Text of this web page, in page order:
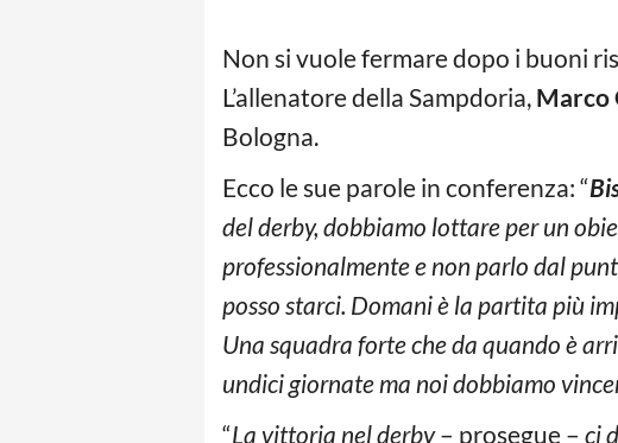
Non si vuole fermare dopo i buoni
L’allenatore della Sampdoria, Marco
Bologna.
Ecco le sue parole in conferenza: “
del derby, dobbiamo lottare per un
professionalmente e non parlo dal
posso starci. Domani è la partita più
Una squadra forte che da quando è
undici giornate ma noi dobbiamo
“La vittoria nel derby– prosegue – ci